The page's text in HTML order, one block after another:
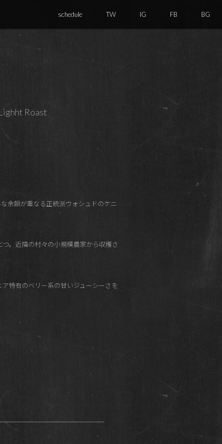
schedule TW IG FB BG
Roast
余韻が重なる正統派ウォシュドのケニ
。近隣の村々の小規模農家から収穫さ
特有のベリー系の甘いジューシーさを